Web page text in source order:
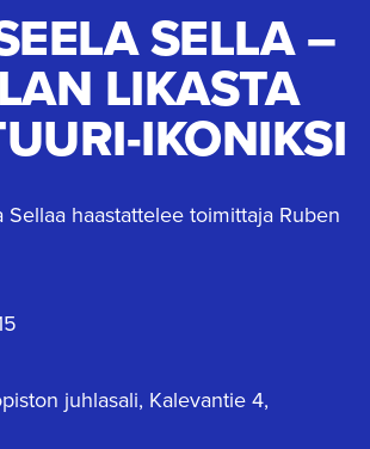
SELLA –
LIKASTA
IKONIKSI
Sellaa haastattelee toimittaja Ruben
juhlasali, Kalevantie 4,